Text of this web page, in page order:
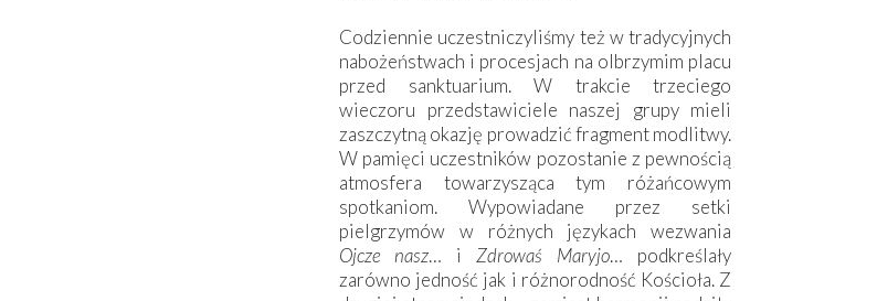
Codziennie uczestniczyliśmy też w tradycyjnych
nabożeństwach i procesjach na olbrzymim placu
przed sanktuarium. W trakcie trzeciego
wieczoru przedstawiciele naszej grupy mieli
zaszczytną okazję prowadzić fragment modlitwy.
W pamięci uczestników pozostanie z pewnością
atmosfera towarzysząca tym różańcowym
spotkaniom. Wypowiadane przez setki
pielgrzymów w różnych językach wezwania
Ojcze nasz… i Zdrowaś Maryjo… podkreślały
zarówno jedność jak i różnorodność Kościoła. Z